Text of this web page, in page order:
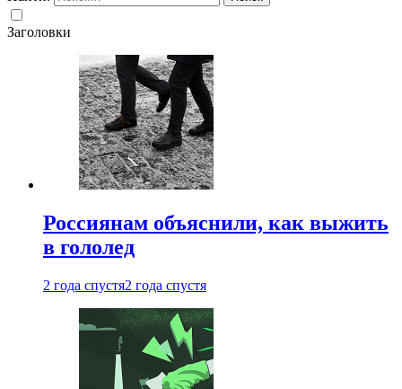
Заголовки
Россиянам объяснили, как выжить
в гололед
2 года спустя2 года спустя